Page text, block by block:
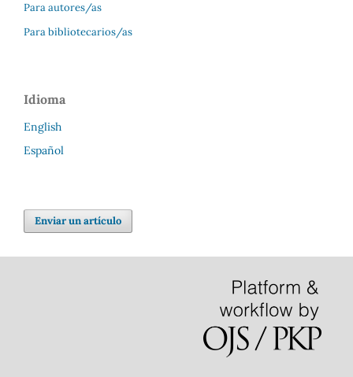
Para autores/as
Para bibliotecarios/as
Idioma
English
Español
Enviar un artículo